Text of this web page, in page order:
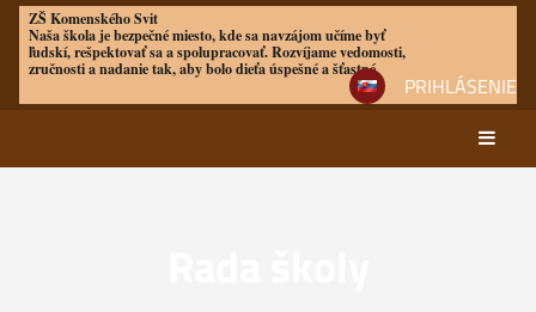
ZŠ Komenského Svit
Naša škola je bezpečné miesto, kde sa navzájom učíme byť
ľudskí, rešpektovať sa a spolupracovať. Rozvíjame vedomosti,
zručnosti a nadanie tak, aby bolo dieťa úspešné a šťastné
PRIHLÁSENIE